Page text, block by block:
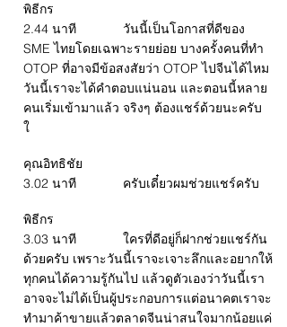
พิธีกร
2.44 นาที วันนี้เป็นโอกาสที่ดีของ
SME ไทยโดยเฉพาะรายย่อย บางครั้งคนที่ทำ
OTOP ที่อาจมีข้อสงสัยว่า OTOP ไปจีนได้ไหม
วันนี้เราจะได้คำตอบแน่นอน และตอนนี้หลาย
คนเริ่มเข้ามาแล้ว จริงๆ ต้องแชร์ด้วยนะครับ
ใ
คุณอิทธิชัย
3.02 นาที ครับเดี๋ยวผมช่วยแชร์ครับ
พิธีกร
3.03 นาที ใครที่ดีอยู่ก็ฝากช่วยแชร์กัน
ด้วยครับ เพราะวันนี้เราจะเจาะลึกและอยากให้
ทุกคนได้ความรู้กันไป แล้วดูตัวเองว่าวันนี้เรา
อาจจะไม่ได้เป็นผู้ประกอบการแต่อนาคตเราจะ
ทำมาค้าขายแล้วตลาดจีนน่าสนใจมากน้อยแค่